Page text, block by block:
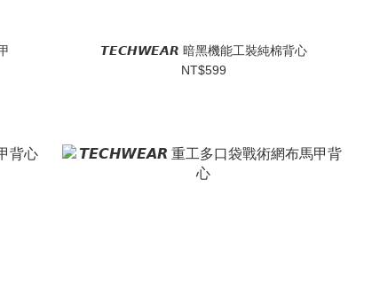
𝙏𝙀𝘾𝙃𝙒𝙀𝘼𝙍 暗黑機能工裝純棉背心
NT$599